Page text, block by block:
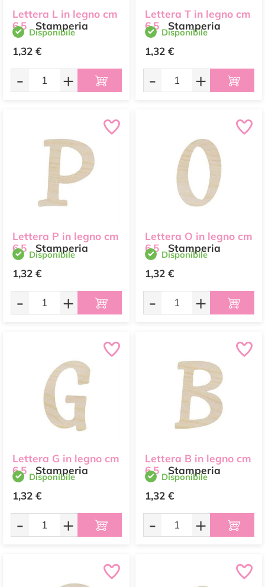
Lettera L in legno cm
6,5
Stamperia
Disponibile
1,32 €
- +
Lettera T in legno cm
6,5
Stamperia
Disponibile
1,32 €
- +
Lettera P in legno cm
6,5
Stamperia
Disponibile
1,32 €
- +
Lettera O in legno cm
6,5
Stamperia
Disponibile
1,32 €
- +
Lettera G in legno cm
6,5
Stamperia
Disponibile
1,32 €
- +
Lettera B in legno cm
6,5
Stamperia
Disponibile
1,32 €
- +